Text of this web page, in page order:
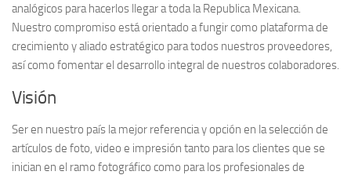
analógicos para hacerlos llegar a toda la Republica Mexicana.
Nuestro compromiso está orientado a fungir como plataforma de
crecimiento y aliado estratégico para todos nuestros proveedores,
así como fomentar el desarrollo integral de nuestros colaboradores.
Visión
Ser en nuestro país la mejor referencia y opción en la selección de
artículos de foto, video e impresión tanto para los clientes que se
inician en el ramo fotográfico como para los profesionales de